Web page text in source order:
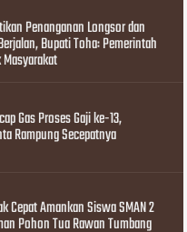
Penanganan Longsor dan
Bupati Toha: Pemerintah
Gas Proses Gaji ke-13,
Rampung Secepatnya
Cepat Amankan Siswa SMAN 2
Pohon Tua Rawan Tumbang